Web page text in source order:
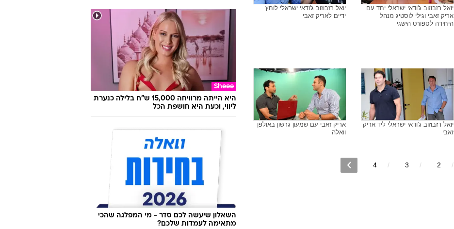
יואל רזבוזוב ג'ודאי ישראלי יחד עם
אריק זאבי וגילי לוסטיג מנהל
היחידה לספורט הישגי
יואל רזבוזוב ג'ודאי ישראלי לוחץ
ידיים לאריק זאבי
טעמנו את השווארמה החדשה של אסף גרניט,
היא הייתה מרוויחה 15,000 ש"ח בלילה כנערת
ליווי, וכעת היא חושפת הכל